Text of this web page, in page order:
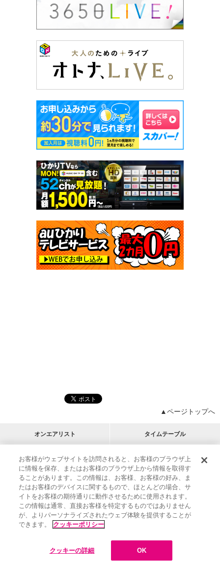
▲ページトップへ
オンエアリスト タイムテーブル
プログラムリスト チャート
アーティストリスト
M-ON!
RECOMMEND
リクエスト
インフォメーション | プレゼント&ご招待
MUSIC ON! TV（エムオン!）とは？ | サポート
サイト案内
| エムオン!友の会 | クッキーの詳細
Sony Music Solutions Inc. All rights reserved.
お客様がウェブサイトを訪問されると、お客様のブラウザ上
に情報を保存、またはお客様のブラウザ上から情報を取得す
ることがあります。この情報は、お客様、お客様の好み、ま
たはお客様のデバイスに関するもので、ほとんどの場合、サ
イトをお客様の期待通りに動作させるために使用されます。
この情報は通常、直接お客様を特定するものではありません
が、よりパーソナライズされたウェブ体験を提供することが
できます。
クッキーポリシー
クッキーの詳細 OK